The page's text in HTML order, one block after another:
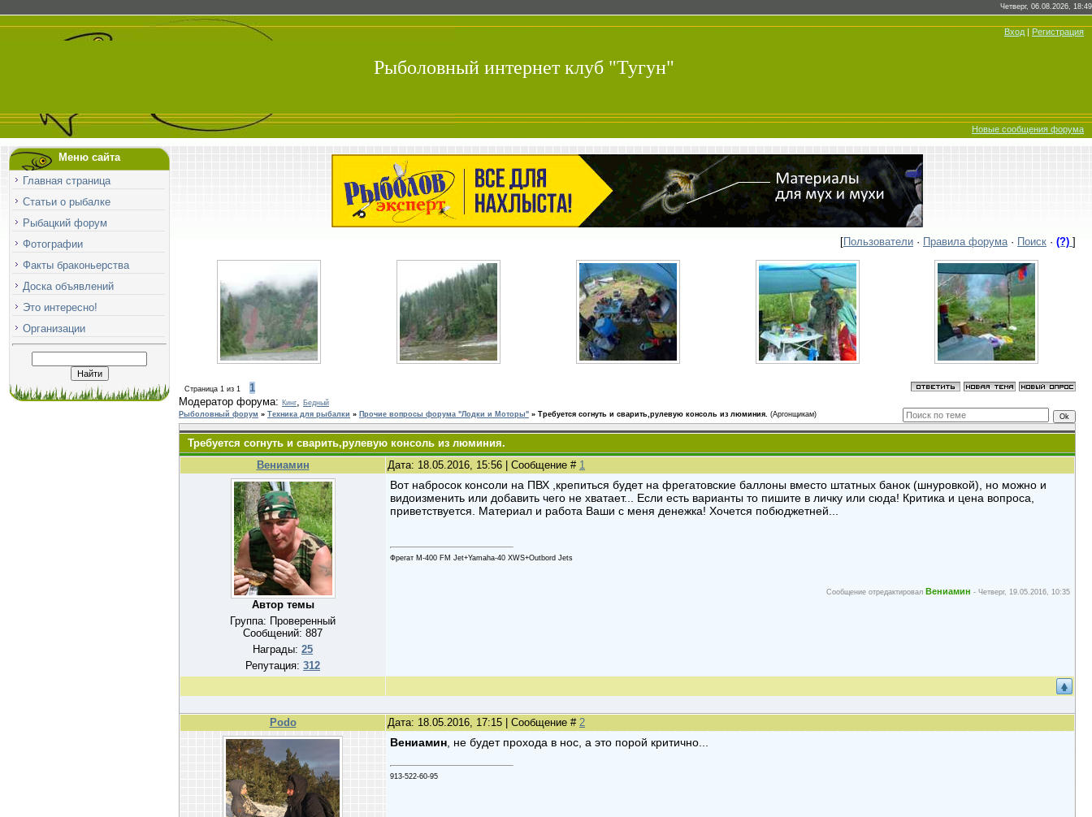
Четверг, 06.08.2026, 18:49
Вход | Регистрация
Рыболовный интернет клуб "Тугун"
Новые сообщения форума
Меню сайта
Главная страница
Статьи о рыбалке
Рыбацкий форум
Фотографии
Факты браконьерства
Доска объявлений
Это интересно!
Организации
[Пользователи · Правила форума· Поиск · (?) ]
Страница 1 из 1
1
Модератор форума: Кинг, Бедный
Рыболовный форум » Техника для рыбалки » Прочие вопросы форума "Лодки и Моторы" » Требуется согнуть и сварить,рулевую консоль из люминия. (Аргонщикам)
Требуется согнуть и сварить,рулевую консоль из люминия.
Вениамин
Дата: 18.05.2016, 15:56 | Сообщение # 1
Автор темы
Группа: Проверенный
Сообщений: 887
Награды: 25
Репутация: 312
Вот набросок консоли на ПВХ ,крепиться будет на фрегатовские баллоны вместо штатных банок (шнуровкой), но можно и
видоизменить или добавить чего не хватает... Если есть варианты то пишите в личку или сюда! Критика и цена вопроса,
приветствуется. Материал и работа Ваши с меня денежка! Хочется побюджетней...
Фрегат М-400 FM Jet+Yamaha-40 XWS+Outbord Jets
Сообщение отредактировал Вениамин - Четверг, 19.05.2016, 10:35
Podo Дата: 18.05.2016, 17:15 | Сообщение # 2
Вениамин , не будет прохода в нос, а это порой критично...
913-522-60-95